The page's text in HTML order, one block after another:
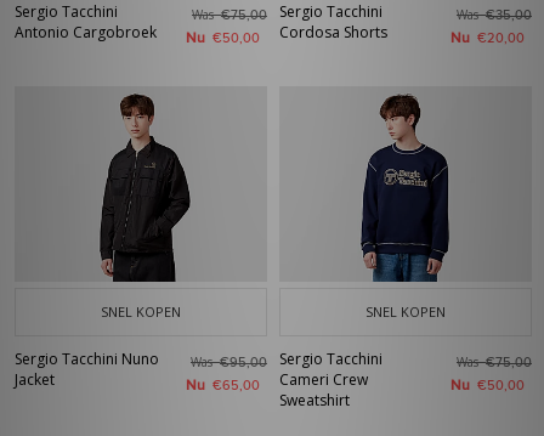
Sergio Tacchini
Antonio Cargobroek
Was€75,00
Nu €50,00
Sergio Tacchini
Cordosa Shorts
Was€35,00
Nu €20,00
SNEL KOPEN
Sergio Tacchini Nuno
Jacket
Was€95,00
Nu €65,00
SNEL KOPEN
Sergio Tacchini
Cameri Crew
Sweatshirt
Was€75,00
Nu €50,00